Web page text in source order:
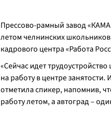
Прессово-рамный завод
летом челнинских
кадрового центра «Работа
«Сейчас идет
на работу в центре
отметила спикер, напомнив,
работу летом, а автоград –